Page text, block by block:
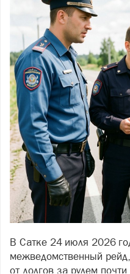
В Сатке 24 июля 2026
межведомственный
от долгов за рулем